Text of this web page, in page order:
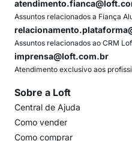
Assuntos relacionados a Fiança
Assuntos relacionados ao CRM
imprensa@loft.com.br
Atendimento exclusivo aos
Sobre a Loft
Central de Ajuda
Como vender
Como comprar